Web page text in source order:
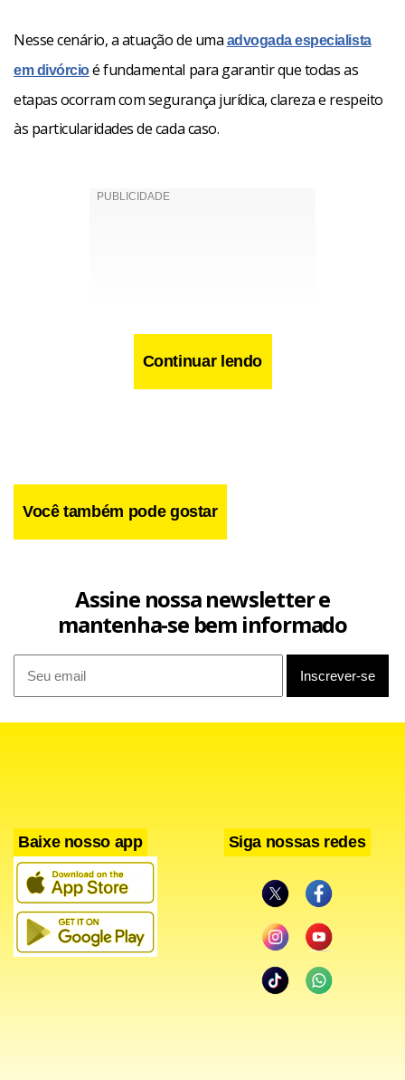
Nesse cenário, a atuação de uma advogada especialista
em divórcioé fundamental para garantir que todas as
etapas ocorram com segurança jurídica, clareza e respeito
às particularidades de cada caso.
que as partes reorganizem suas vidas com maior
O que é divórcio e como
casamento civil, extinguindo os deveres conjugais previstos
na legislação brasileira.
Desde a Emenda Constitucional nº 66/2010, não há
exigência de separação prévia ou prazo mínimo de
casamento, sendo possível requerer o divórcio a qualquer
momento, por iniciativa de uma ou ambas as partes.
Continuar lendo
Você também pode gostar
Assine nossa newsletter e
mantenha-se bem informado
Baixe nosso app Siga nossas redes